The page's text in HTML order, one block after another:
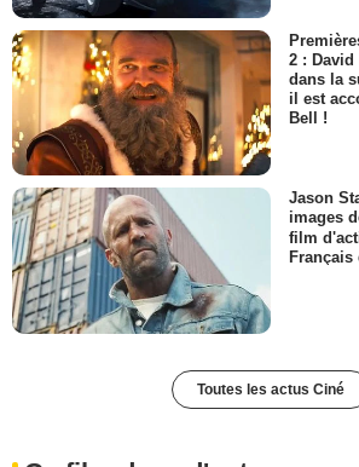
2 : David
dans la
il est
Bell !
Jason
images
film
Français
Toutes les actus Ciné